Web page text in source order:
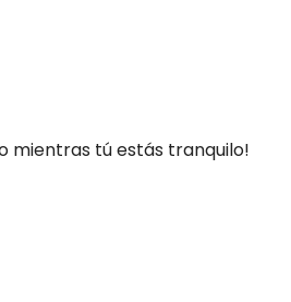
mientras tú estás tranquilo!